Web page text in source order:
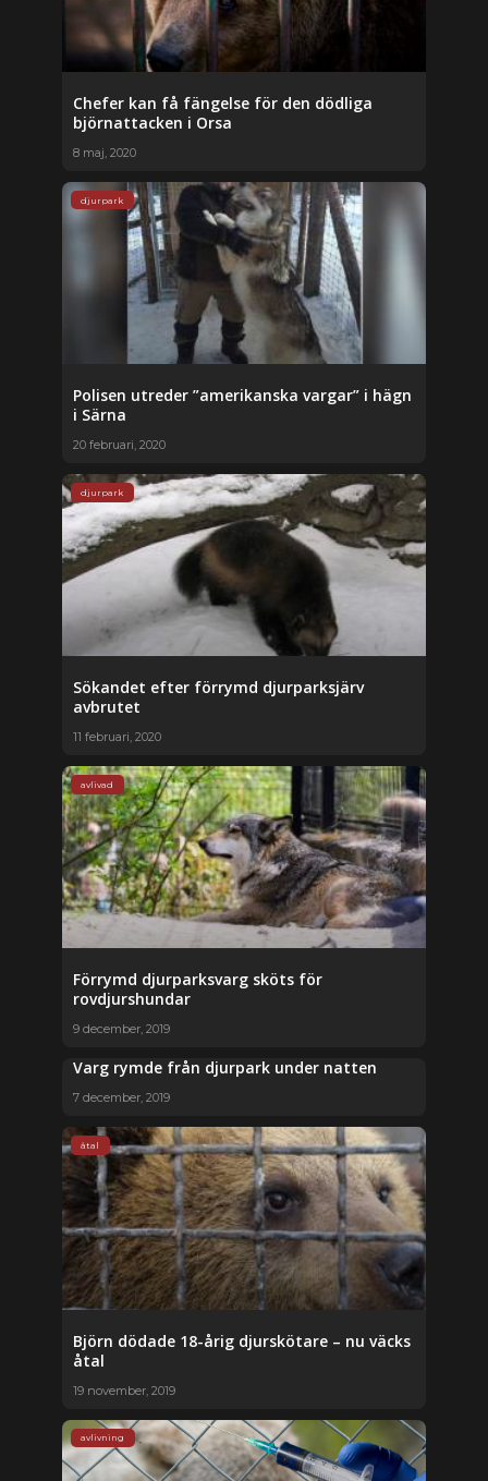
Chefer kan få fängelse för den dödliga
björnattacken i Orsa
8 maj, 2020
djurpark
Polisen utreder ”amerikanska vargar” i hägn
i Särna
20 februari, 2020
djurpark
Sökandet efter förrymd djurparksjärv
avbrutet
11 februari, 2020
avlivad
Förrymd djurparksvarg sköts för
rovdjurshundar
9 december, 2019
Varg rymde från djurpark under natten
7 december, 2019
åtal
Björn dödade 18-årig djurskötare – nu väcks
åtal
19 november, 2019
avlivning